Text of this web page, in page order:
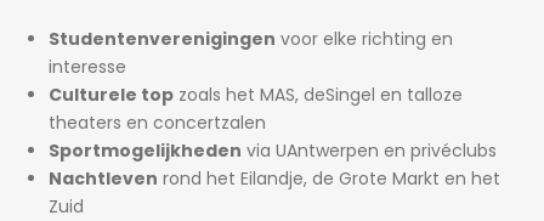
Studentenverenigingen voor elke richting en
interesse
Culturele top zoals het MAS, deSingel en talloze
theaters en concertzalen
Sportmogelijkheden via UAntwerpen en privéclubs
Nachtleven rond het Eilandje, de Grote Markt en het
Zuid